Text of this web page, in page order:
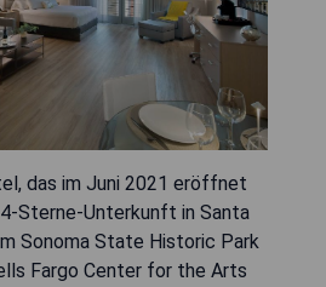
das im Juni 2021 eröffnet
Sterne-Unterkunft in Santa
Sonoma State Historic Park
Fargo Center for the Arts